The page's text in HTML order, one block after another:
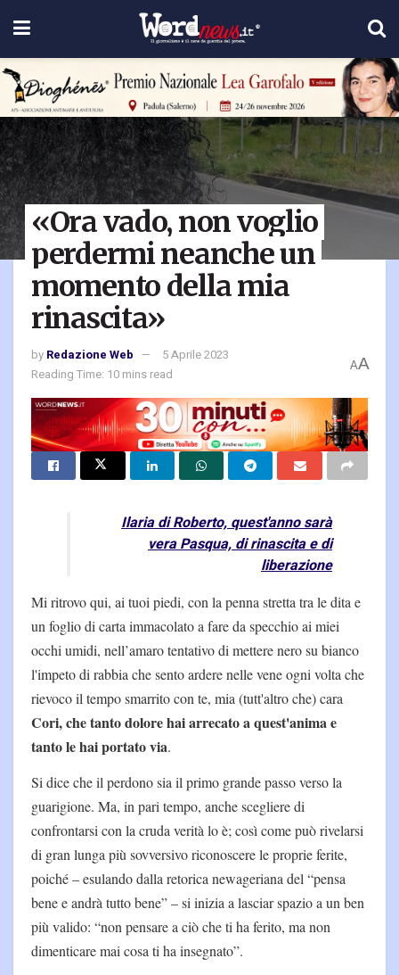
«Ora vado, non voglio
perdermi neanche un
momento della mia
rinascita»
by Redazione Web
5 Aprile 2023
Reading Time: 10 mins read
AA
Ilaria di Roberto, quest'anno sarà
vera Pasqua, di rinascita e di
liberazione
Mi ritrovo qui, ai tuoi piedi, con la penna stretta tra le dita e
un foglio di carta immacolato a fare da specchio ai miei
occhi umidi, nell’amaro tentativo di mettere nero su bianco
l'impeto di rabbia che sento ardere nelle vene ogni volta che
rievoco il tempo smarrito con te, mia (tutt'altro che) cara
Cori, che tanto dolore hai arrecato a quest'anima e
tanto le hai portato via.
Si dice che il perdono sia il primo grande passo verso la
guarigione. Ma, in pari tempo, anche scegliere di
confrontarsi con la cruda verità lo è; così come può rivelarsi
di gran lunga più sovversivo riconoscere le proprie ferite,
poiché – esulando dalla retorica newageriana del “pensa
bene e andrà tutto bene” – si inizia a lasciar spazio a un ben
più valido: “non pensare a ciò che ti ha ferito, ma non
dimenticare mai cosa ti ha insegnato”.